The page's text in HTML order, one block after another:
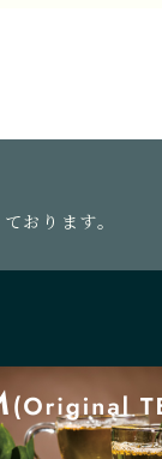
おります。